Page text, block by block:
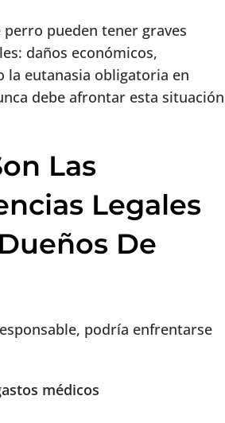
pueden tener graves
daños económicos,
la eutanasia obligatoria en
debe afrontar esta situación
Las
Legales
De
podría enfrentarse
médicos